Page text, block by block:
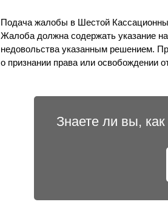
Подача жалобы в Шестой
Жалоба должна содержать указание
недовольства указанным решением.
о признании права или освобождении
Знаете ли вы,